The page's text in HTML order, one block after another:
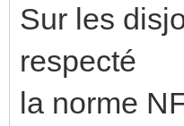
Sur les
respecté
la norme